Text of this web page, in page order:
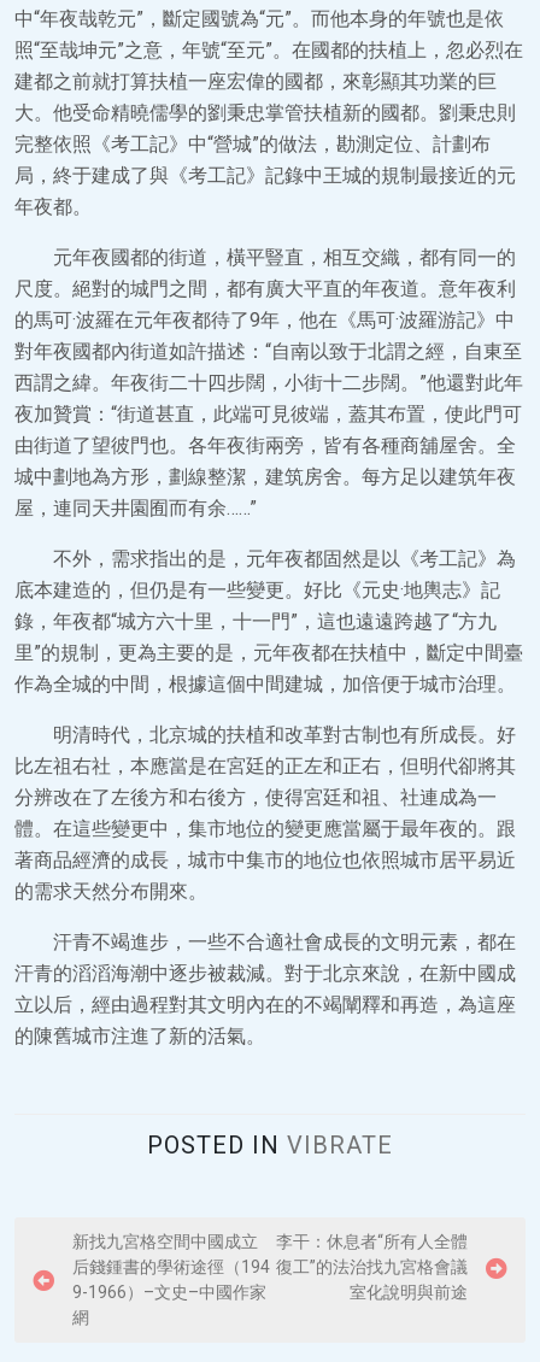
中“年夜哉乾元”，斷定國號為“元”。而他本身的年號也是依
照“至哉坤元”之意，年號“至元”。在國都的扶植上，忽必烈在
建都之前就打算扶植一座宏偉的國都，來彰顯其功業的巨
大。他受命精曉儒學的劉秉忠掌管扶植新的國都。劉秉忠則
完整依照《考工記》中“營城”的做法，勘測定位、計劃布
局，終于建成了與《考工記》記錄中王城的規制最接近的元
年夜都。
元年夜國都的街道，橫平豎直，相互交織，都有同一的
尺度。絕對的城門之間，都有廣大平直的年夜道。意年夜利
的馬可·波羅在元年夜都待了9年，他在《馬可·波羅游記》中
對年夜國都內街道如許描述：“自南以致于北謂之經，自東至
西謂之緯。年夜街二十四步闊，小街十二步闊。”他還對此年
夜加贊賞：“街道甚直，此端可見彼端，蓋其布置，使此門可
由街道了望彼門也。各年夜街兩旁，皆有各種商舖屋舍。全
城中劃地為方形，劃線整潔，建筑房舍。每方足以建筑年夜
屋，連同天井園囿而有余……”
不外，需求指出的是，元年夜都固然是以《考工記》為
底本建造的，但仍是有一些變更。好比《元史·地輿志》記
錄，年夜都“城方六十里，十一門”，這也遠遠跨越了“方九
里”的規制，更為主要的是，元年夜都在扶植中，斷定中間臺
作為全城的中間，根據這個中間建城，加倍便于城市治理。
明清時代，北京城的扶植和改革對古制也有所成長。好
比左祖右社，本應當是在宮廷的正左和正右，但明代卻將其
分辨改在了左後方和右後方，使得宮廷和祖、社連成為一
體。在這些變更中，集市地位的變更應當屬于最年夜的。跟
著商品經濟的成長，城市中集市的地位也依照城市居平易近
的需求天然分布開來。
汗青不竭進步，一些不合適社會成長的文明元素，都在
汗青的滔滔海潮中逐步被裁減。對于北京來說，在新中國成
立以后，經由過程對其文明內在的不竭闡釋和再造，為這座
的陳舊城市注進了新的活氣。
POSTED IN VIBRATE
o
新找九宮格空間中國成立
后錢鍾書的學術途徑（194
9-1966）–文史–中國作家
網
李干：休息者“所有人全體
復工”的法治找九宮格會議
室化說明與前途